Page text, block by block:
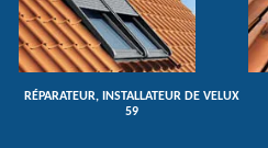
RÉPARATEUR, INSTALLATEUR DE VELUX
59